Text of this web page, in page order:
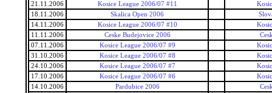
21.11.2006
Kosice League 2006/07 #11
18.11.2006
Skalica Open 2006
14.11.2006
Kosice League 2006/07 #10
11.11.2006
Ceske Budejovice 2006
07.11.2006
Kosice League 2006/07 #9
31.10.2006
Kosice League 2006/07 #8
24.10.2006
Kosice League 2006/07 #7
17.10.2006
Kosice League 2006/07 #6
14.10.2006
Pardubice 2006